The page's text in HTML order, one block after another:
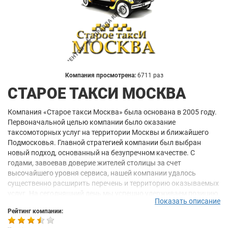
Компания просмотрена: 6711 раз
СТАРОЕ ТАКСИ МОСКВА
Компания «Старое такси Москва» была основана в 2005 году.
Первоначальной целью компании было оказание
таксомоторных услуг на территории Москвы и ближайшего
Подмосковья. Главной стратегией компании был выбран
новый подход, основанный на безупречном качестве. С
годами, завоевав доверие жителей столицы за счет
высочайшего уровня сервиса, нашей компании удалось
существенно расширить перечень и территорию оказываемых
услуг. На сегодняшний день мы успешно удерживаем позицию
На данный момент компания «Старое такси Москва» является
Показать описание
Рейтинг компании: